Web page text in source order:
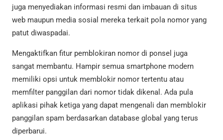
juga menyediakan informasi resmi dan imbauan di situs
web maupun media sosial mereka terkait pola nomor yang
patut diwaspadai.
Mengaktifkan fitur pemblokiran nomor di ponsel juga
sangat membantu. Hampir semua smartphone modern
memiliki opsi untuk memblokir nomor tertentu atau
memfilter panggilan dari nomor tidak dikenal. Ada pula
aplikasi pihak ketiga yang dapat mengenali dan memblokir
panggilan spam berdasarkan database global yang terus
diperbarui.